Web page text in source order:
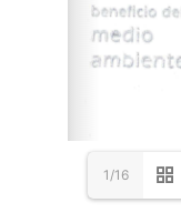
1/16